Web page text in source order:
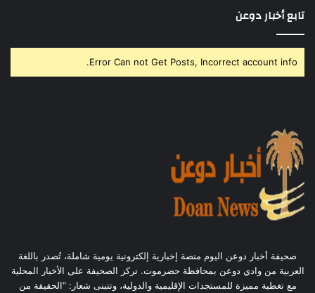
تابع أخبار دوعن
Error Can not Get Posts, Incorrect account info.
صحيفة أخبار دوعن اليوم منصة إخبارية إلكترونية يومية شاملة، تُصدر باللغة
العربية من وادي دوعن بمحافظة حضرموت. تركز الصحيفة على الأخبار المحلية
مع تغطية مميزة للمستجدات الإقليمية والدولية، وتتبنى شعار: “الحقيقة من